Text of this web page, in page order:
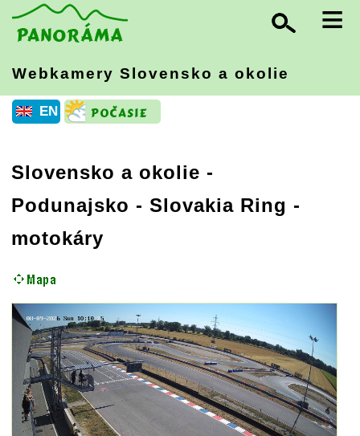
≡
Webkamery Slovensko a okolie
EN
Slovensko a okolie -
Podunajsko - Slovakia Ring -
motokáry